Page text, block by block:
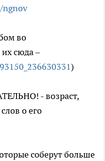
ngnov
во
сюда –
)
- возраст,
о его
соберут больше